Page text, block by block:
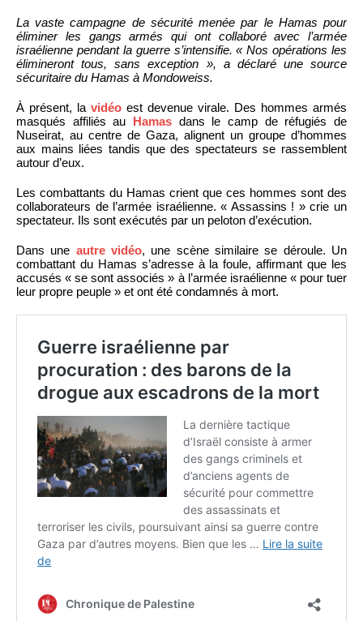
La vaste campagne de sécurité menée par le Hamas pour
éliminer les gangs armés qui ont collaboré avec l’armée
israélienne pendant la guerre s’intensifie. « Nos opérations les
élimineront tous, sans exception », a déclaré une source
sécuritaire du Hamas à Mondoweiss.
À présent, la vidéo est devenue virale. Des hommes armés
masqués affiliés au Hamas dans le camp de réfugiés de
Nuseirat, au centre de Gaza, alignent un groupe d’hommes
aux mains liées tandis que des spectateurs se rassemblent
autour d’eux.
Les combattants du Hamas crient que ces hommes sont des
collaborateurs de l’armée israélienne. « Assassins ! » crie un
spectateur. Ils sont exécutés par un peloton d’exécution.
Dans une autre vidéo, une scène similaire se déroule. Un
combattant du Hamas s’adresse à la foule, affirmant que les
accusés « se sont associés » à l’armée israélienne « pour tuer
leur propre peuple » et ont été condamnés à mort.